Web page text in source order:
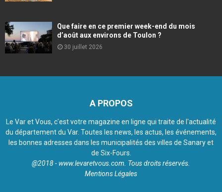
Que faire en ce premier week-end du mois
d’août aux environs de Toulon ?
30 juillet 2026
A PROPOS
Le Var et Vous, c'est votre magazine en ligne qui traite de l'actualité
du département du Var. Toutes les news, les actus, les événements,
les bonnes adresses dans les municipalités des villes de Sanary et
de Six-Fours.
@2018 - www.levaretvous.com. Tous droits réservés.
Mentions Légales